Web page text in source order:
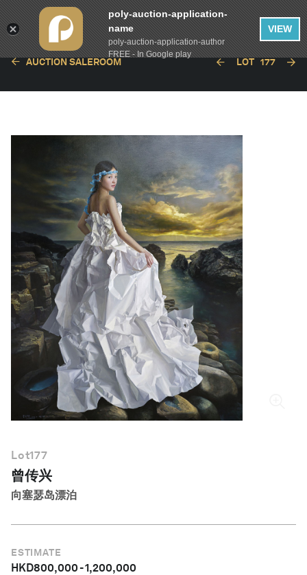
简体中文
AUCTION SALEROOM LOT 177
Lot177
曾传兴
向塞瑟岛漂泊
ESTIMATE
HKD800,000-1,200,000
poly-auction-application-
name
poly-auction-application-author
FREE - In Google play
VIEW